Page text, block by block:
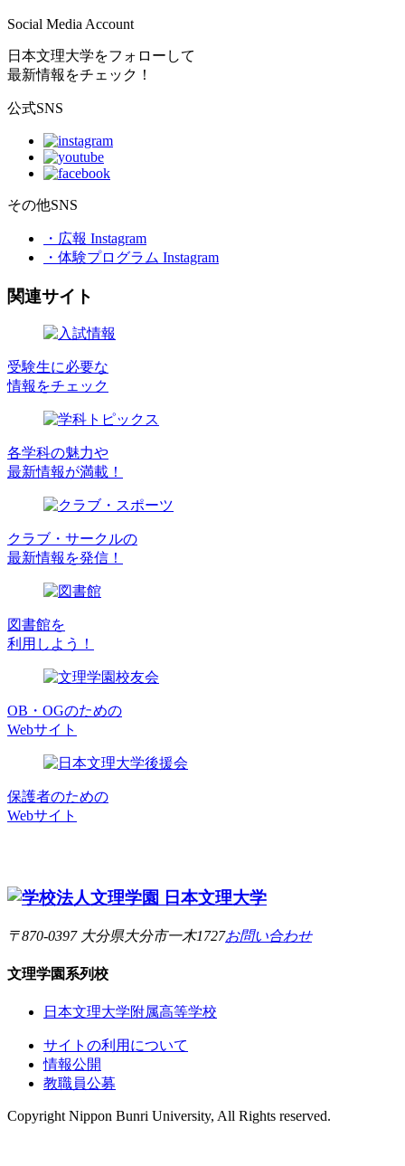
Social Media Account
日本文理大学をフォローして
最新情報をチェック！
公式SNS
その他SNS
・広報 Instagram
・体験プログラム Instagram
関連サイト
受験生に必要な
情報をチェック
各学科の魅力や
最新情報が満載！
クラブ・サークルの
最新情報を発信！
図書館を
利用しよう！
OB・OGのための
Webサイト
保護者のための
Webサイト
〒870-0397 大分県大分市一木1727お問い合わせ
文理学園系列校
日本文理大学附属高等学校
サイトの利用について
情報公開
教職員公募
Copyright Nippon Bunri University, All Rights reserved.